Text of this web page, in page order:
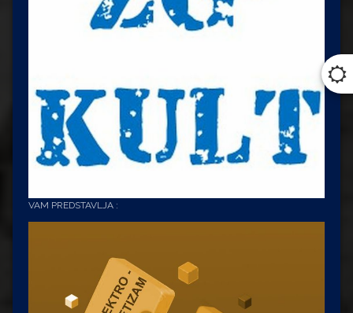
VAM PREDSTAVLJA :